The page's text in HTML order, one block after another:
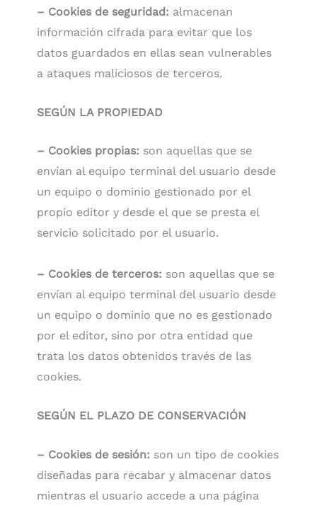
– Cookies de seguridad: almacenan
información cifrada para evitar que los
datos guardados en ellas sean vulnerables
a ataques maliciosos de terceros.
SEGÚN LA PROPIEDAD
– Cookies propias: son aquellas que se
envían al equipo terminal del usuario desde
un equipo o dominio gestionado por el
propio editor y desde el que se presta el
servicio solicitado por el usuario.
– Cookies de terceros: son aquellas que se
envían al equipo terminal del usuario desde
un equipo o dominio que no es gestionado
por el editor, sino por otra entidad que
trata los datos obtenidos través de las
cookies.
SEGÚN EL PLAZO DE CONSERVACIÓN
– Cookies de sesión: son un tipo de cookies
diseñadas para recabar y almacenar datos
mientras el usuario accede a una página